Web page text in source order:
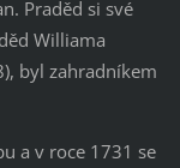
Praděd si své
Williama
byl zahradníkem
a v roce 1731 se